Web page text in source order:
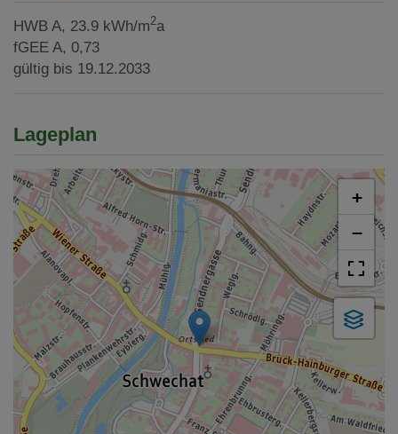
HWB A, 23.9 kWh/m2a
fGEE A, 0,73
gültig bis 19.12.2033
Lageplan
+
−